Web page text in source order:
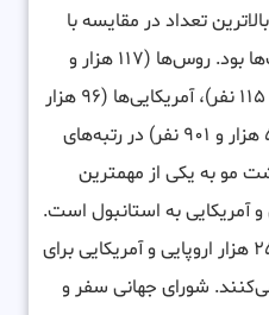
که بالاترین تعداد در مقایسه با
مسافران ورودی با سایر ملیت‌ها بود. روس‌ها (۱۱۷ هزار و
۱۶۹ نفر)، ایرانی‌ها (۹۹ هزار و ۱۱۵ نفر)، آمریکایی‌ها (۹۶ هزار
و ۶۰۴ نفر) و بریتانیایی‌ها (۵۹ هزار و ۹۰۱ نفر) در رتبه‌های
مو به یکی از مهمترین
آمریکایی به استانبول است.
به طوری که سالانه بیش از ۲۵۰ هزار اروپایی و آمریکایی برای
شورای جهانی سفر و